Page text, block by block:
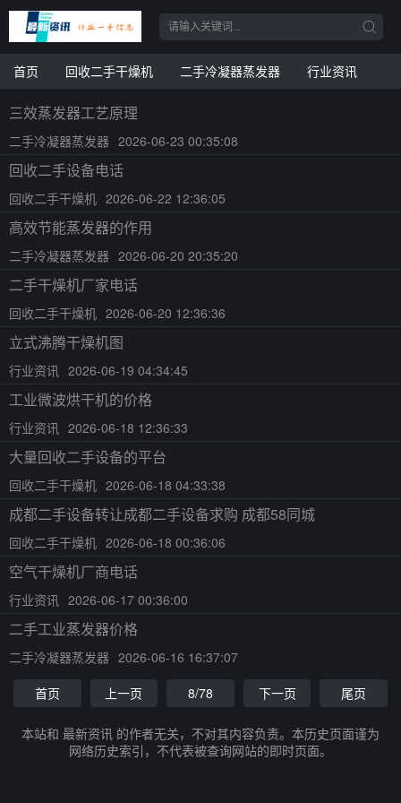
首页 回收二手干燥机 二手冷凝器蒸发器 行业资讯
三效蒸发器工艺原理
二手冷凝器蒸发器 2026-06-23 00:35:08
回收二手设备电话
回收二手干燥机 2026-06-22 12:36:05
高效节能蒸发器的作用
二手冷凝器蒸发器 2026-06-20 20:35:20
二手干燥机厂家电话
回收二手干燥机 2026-06-20 12:36:36
立式沸腾干燥机图
行业资讯 2026-06-19 04:34:45
工业微波烘干机的价格
行业资讯 2026-06-18 12:36:33
大量回收二手设备的平台
回收二手干燥机 2026-06-18 04:33:38
成都二手设备转让成都二手设备求购 成都58同城
回收二手干燥机 2026-06-18 00:36:06
空气干燥机厂商电话
行业资讯 2026-06-17 00:36:00
二手工业蒸发器价格
二手冷凝器蒸发器 2026-06-16 16:37:07
首页
上一页 8/78 下一页 尾页
本站和 最新资讯 的作者无关，不对其内容负责。本历史页面谨为
网络历史索引，不代表被查询网站的即时页面。